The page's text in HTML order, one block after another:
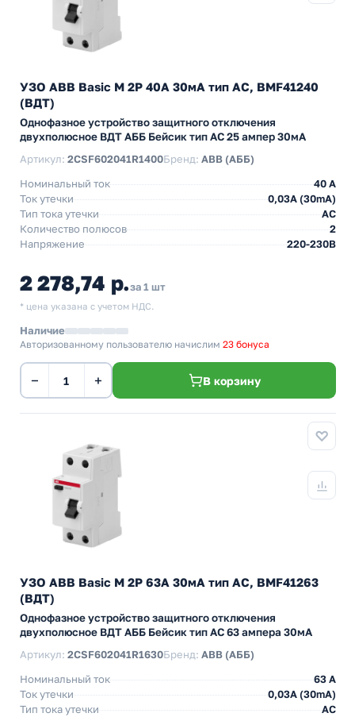
УЗО ABB Basic M 2P 40A 30мА тип AC, BMF41240
(ВДТ)
Однофазное устройство защитного отключения
двухполюсное ВДТ АББ Бейсик тип АС 25 ампер 30мА
Артикул: 2CSF602041R1400Бренд: ABB (АББ)
Номинальный ток
40 A
Ток утечки
0,03A (30mA)
Тип тока утечки
AC
Количество полюсов
2
Напряжение
220-230В
2 278,74 р.за 1 шт
* цена указана с учетом НДС.
Наличие
Авторизованному пользователю начислим 23 бонуса
− + В корзину
УЗО ABB Basic M 2P 63A 30мА тип AC, BMF41263
(ВДТ)
Однофазное устройство защитного отключения
двухполюсное ВДТ АББ Бейсик тип АС 63 ампера 30мА
Артикул: 2CSF602041R1630Бренд: ABB (АББ)
Номинальный ток
63 A
Ток утечки
0,03A (30mA)
Тип тока утечки
AC